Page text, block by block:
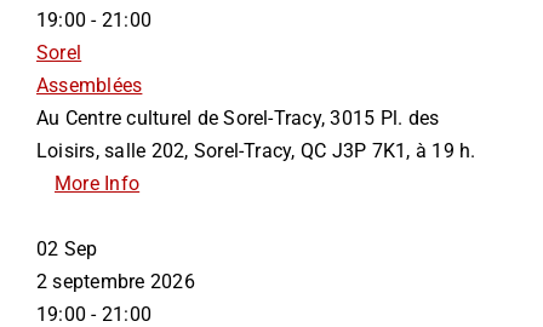
19:00 - 21:00
Sorel
Assemblées
Au Centre culturel de Sorel-Tracy, 3015 Pl. des
Loisirs, salle 202, Sorel-Tracy, QC J3P 7K1, à 19 h.
More Info
02 Sep
2 septembre 2026
19:00 - 21:00